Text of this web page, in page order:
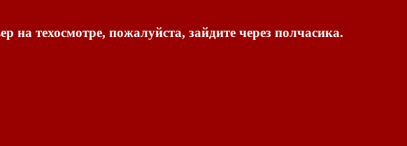
на техосмотре, пожалуйста, зайдите через полчасика.